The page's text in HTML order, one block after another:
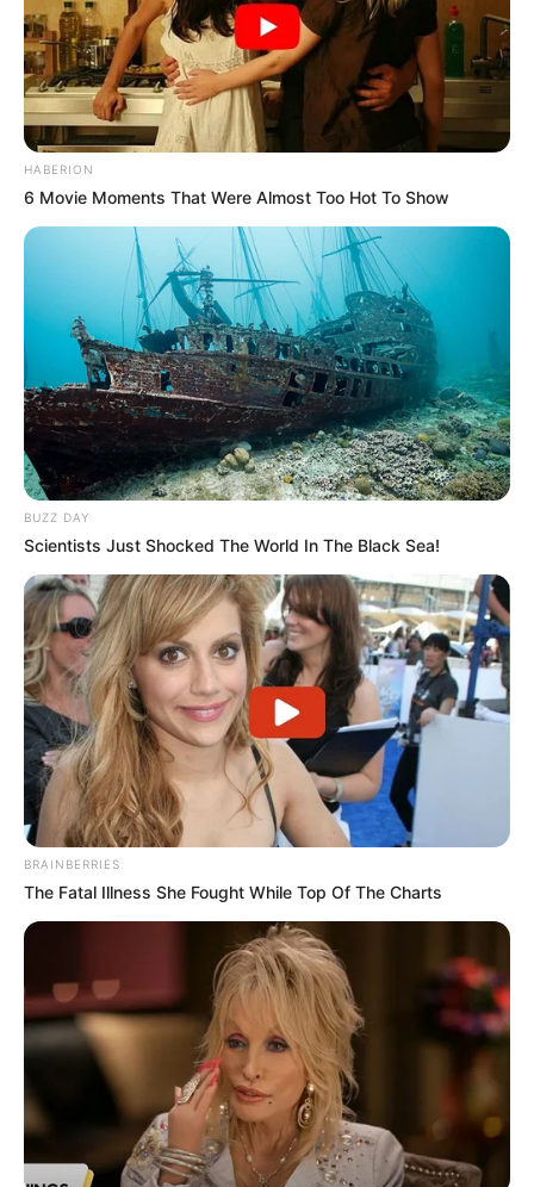
HABERION
6 Movie Moments That Were Almost Too Hot To Show
BUZZ DAY
Scientists Just Shocked The World In The Black Sea!
BRAINBERRIES
The Fatal Illness She Fought While Top Of The Charts